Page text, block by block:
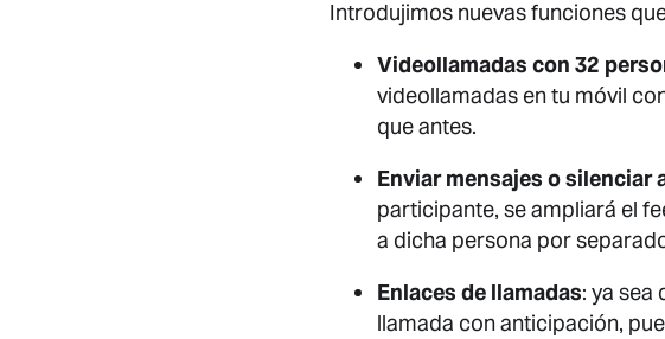
Introdujimos nuevas funciones
Videollamadas con 32
videollamadas en tu móvil
que antes.
Enviar mensajes o silenciar
participante, se ampliará el
a dicha persona por
Enlaces de llamadas: ya sea
llamada con anticipación,